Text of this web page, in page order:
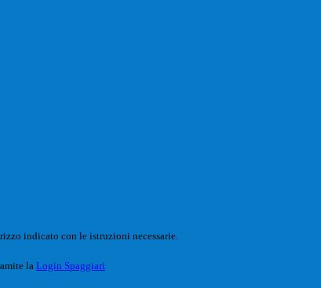
indicato con le istruzioni necessarie.
la Login Spaggiari